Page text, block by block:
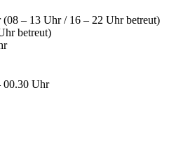
– 13 Uhr / 16 – 22 Uhr betreut)
betreut)
00.30 Uhr